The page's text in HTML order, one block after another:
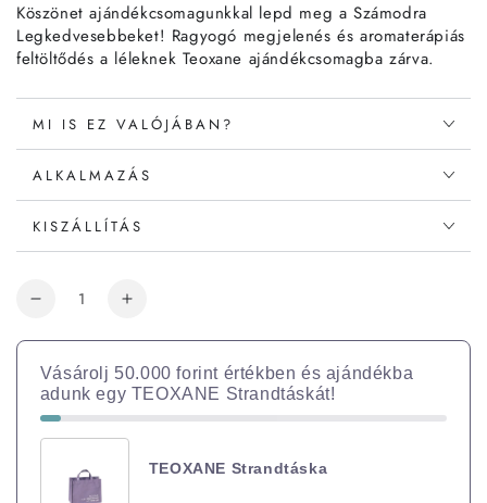
Köszönet ajándékcsomagunkkal lepd meg a Számodra
Legkedvesebbeket! Ragyogó megjelenés és aromaterápiás
feltöltődés a léleknek Teoxane ajándékcsomagba zárva.
MI IS EZ VALÓJÁBAN?
ALKALMAZÁS
KISZÁLLÍTÁS
Vásárolj 50.000 forint értékben és ajándékba
adunk egy TEOXANE Strandtáskát!
TEOXANE Strandtáska